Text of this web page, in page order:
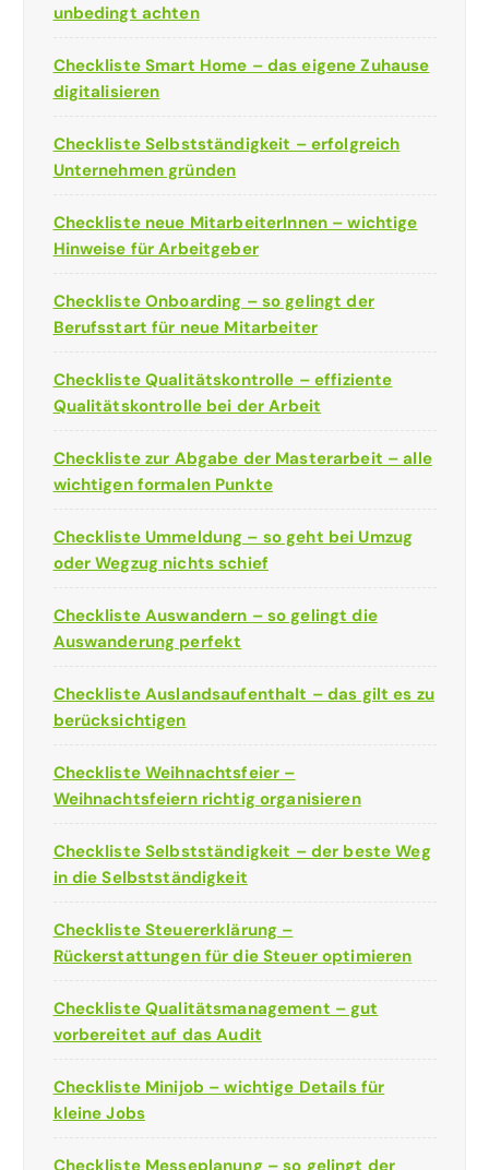
unbedingt achten
Checkliste Smart Home – das eigene Zuhause
digitalisieren
Checkliste Selbstständigkeit – erfolgreich
Unternehmen gründen
Checkliste neue MitarbeiterInnen – wichtige
Hinweise für Arbeitgeber
Checkliste Onboarding – so gelingt der
Berufsstart für neue Mitarbeiter
Checkliste Qualitätskontrolle – effiziente
Qualitätskontrolle bei der Arbeit
Checkliste zur Abgabe der Masterarbeit – alle
wichtigen formalen Punkte
Checkliste Ummeldung – so geht bei Umzug
oder Wegzug nichts schief
Checkliste Auswandern – so gelingt die
Auswanderung perfekt
Checkliste Auslandsaufenthalt – das gilt es zu
berücksichtigen
Checkliste Weihnachtsfeier –
Weihnachtsfeiern richtig organisieren
Checkliste Selbstständigkeit – der beste Weg
in die Selbstständigkeit
Checkliste Steuererklärung –
Rückerstattungen für die Steuer optimieren
Checkliste Qualitätsmanagement – gut
vorbereitet auf das Audit
Checkliste Minijob – wichtige Details für
kleine Jobs